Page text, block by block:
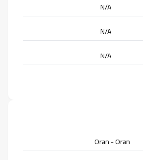
N/A
N/A
N/A
Oran - Oran